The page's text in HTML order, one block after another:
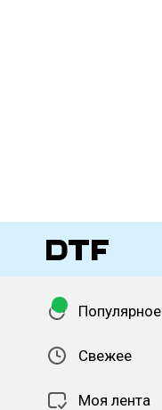
Популярное
Свежее
Моя лента